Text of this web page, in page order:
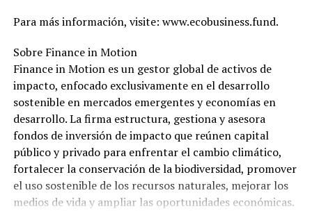
Para más información, visite: www.ecobusiness.fund.
Sobre Finance in Motion
Finance in Motion es un gestor global de activos de
impacto, enfocado exclusivamente en el desarrollo
sostenible en mercados emergentes y economías en
desarrollo. La firma estructura, gestiona y asesora
fondos de inversión de impacto que reúnen capital
público y privado para enfrentar el cambio climático,
fortalecer la conservación de la biodiversidad, promover
el uso sostenible de los recursos naturales, mejorar los
medios de vida y ampliar las oportunidades económicas.